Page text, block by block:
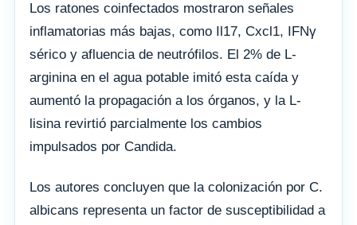
Los ratones coinfectados mostraron señales
inflamatorias más bajas, como Il17, Cxcl1, IFNγ
sérico y afluencia de neutrófilos. El 2% de L-
arginina en el agua potable imitó esta caída y
aumentó la propagación a los órganos, y la L-
lisina revirtió parcialmente los cambios
impulsados ​​por Candida.
Los autores concluyen que la colonización por C.
albicans representa un factor de susceptibilidad a